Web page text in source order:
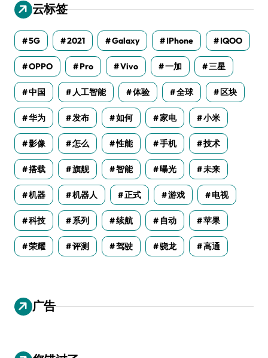
云标签
5G 2021 Galaxy IPhone IQOO
OPPO Pro Vivo 一加 三星
中国 人工智能 体验 全球 区块
华为 发布 如何 家电 小米
影像 怎么 性能 手机 技术
搭载 旗舰 智能 曝光 未来
机器 机器人 正式 游戏 电视
科技 系列 续航 自动 苹果
荣耀 评测 驾驶 骁龙 高通
广告